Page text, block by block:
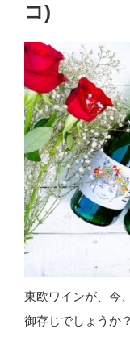
コ)
東欧ワインが、今
御存じでしょうか？